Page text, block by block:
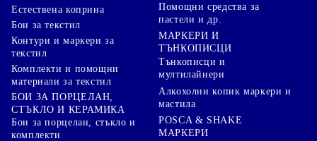
Естествена коприна
Бои за текстил
Контури и маркери за
текстил
Комплекти и помощни
материали за текстил
БОИ ЗА ПОРЦЕЛАН,
СТЪКЛО И КЕРАМИКА
Бои за порцелан, стъкло и
комплекти
Помощни средства за
пастели и др.
МАРКЕРИ И
ТЪНКОПИСЦИ
Тънкописци и
мултилайнери
Алкохолни копик маркери и
мастила
POSCA & SHAKE
МАРКЕРИ